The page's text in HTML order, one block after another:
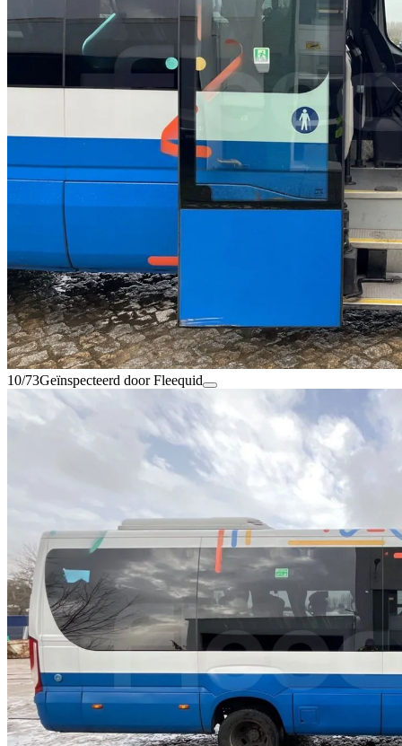
10/73Geïnspecteerd door Fleequid